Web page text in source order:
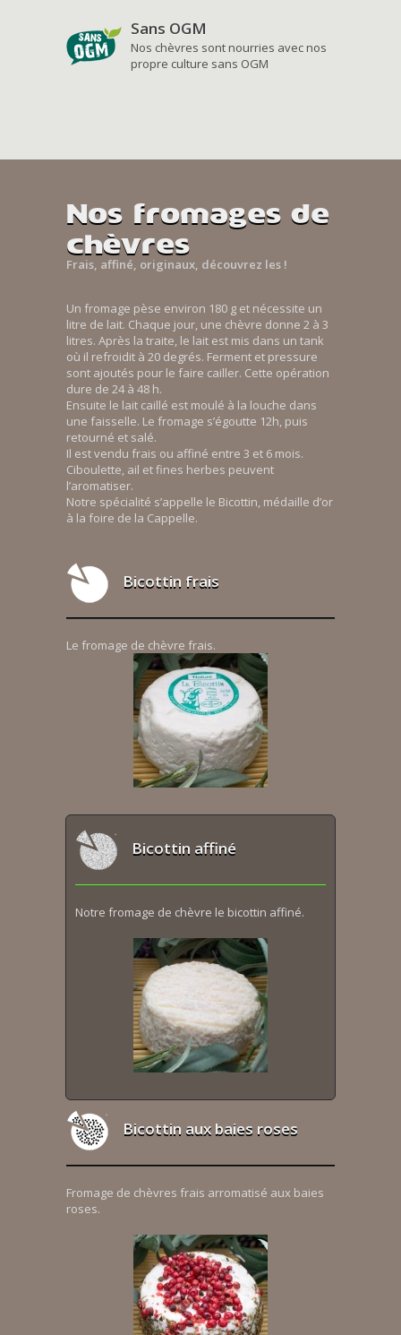
Sans OGM
Nos chèvres sont nourries avec nos
propre culture sans OGM
Nos fromages de
chèvres
Frais, affiné, originaux, découvrez les !
Un fromage pèse environ 180 g et nécessite un
litre de lait. Chaque jour, une chèvre donne 2 à 3
litres. Après la traite, le lait est mis dans un tank
où il refroidit à 20 degrés. Ferment et pressure
sont ajoutés pour le faire cailler. Cette opération
dure de 24 à 48 h.
Ensuite le lait caillé est moulé à la louche dans
une faisselle. Le fromage s’égoutte 12h, puis
retourné et salé.
Il est vendu frais ou affiné entre 3 et 6 mois.
Ciboulette, ail et fines herbes peuvent
l’aromatiser.
Notre spécialité s’appelle le Bicottin, médaille d’or
à la foire de la Cappelle.
Bicottin frais
Le fromage de chèvre frais.
Bicottin affiné
Notre fromage de chèvre le bicottin affiné.
Bicottin aux baies roses
Fromage de chèvres frais arromatisé aux baies
roses.